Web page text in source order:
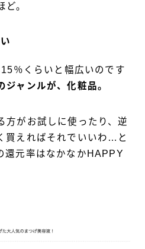
ど。
％くらいと幅広いのです
ジャンルが、化粧品。
方がお試しに使ったり、逆
買えればそれでいいわ…と
還元率はなかなかHAPPY